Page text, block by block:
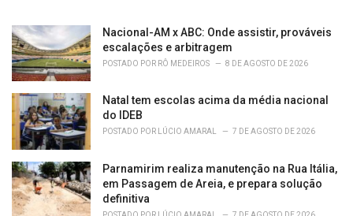
Nacional-AM x ABC: Onde assistir, prováveis
escalações e arbitragem
POSTADO POR RÔ MEDEIROS 8 DE AGOSTO DE 2026
Natal tem escolas acima da média nacional
do IDEB
POSTADO POR LÚCIO AMARAL 7 DE AGOSTO DE 2026
Parnamirim realiza manutenção na Rua Itália,
em Passagem de Areia, e prepara solução
definitiva